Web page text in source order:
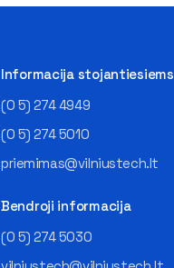
Informacija stojantiesiems
(0 5) 274 4949
(0 5) 274 5010
priemimas@vilniustech.lt
Bendroji informacija
(0 5) 274 5030